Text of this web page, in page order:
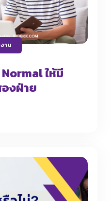
าน
ให้มี
งฝ่าย